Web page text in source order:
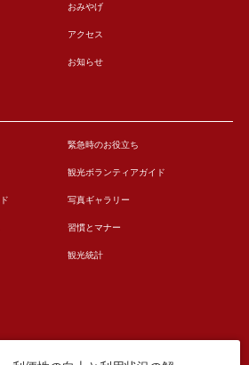
おみやげ
アクセス
お知らせ
緊急時のお役立ち
観光ボランティアガイド
写真ギャラリー
習慣とマナー
観光統計